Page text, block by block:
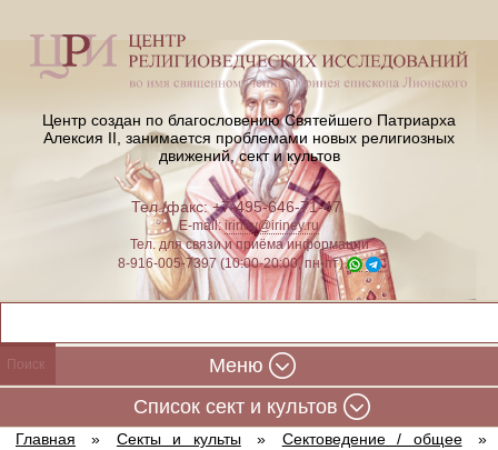
Центр создан по благословению Святейшего Патриарха
Алексия II, занимается проблемами новых религиозных
движений, сект и культов
Тел./факс: +7-495-646-71-47
E-mail:iriney@iriney.ru
Тел. для связи и приёма информации
8-916-005-7397 (10:00-20:00, пн-пт)
Меню
Cписок сект и культов
Главная » Секты и культы » Сектоведение / общее
»